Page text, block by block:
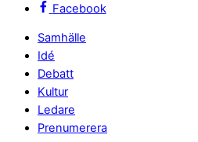
Facebook
Samhälle
Idé
Debatt
Kultur
Ledare
Prenumerera